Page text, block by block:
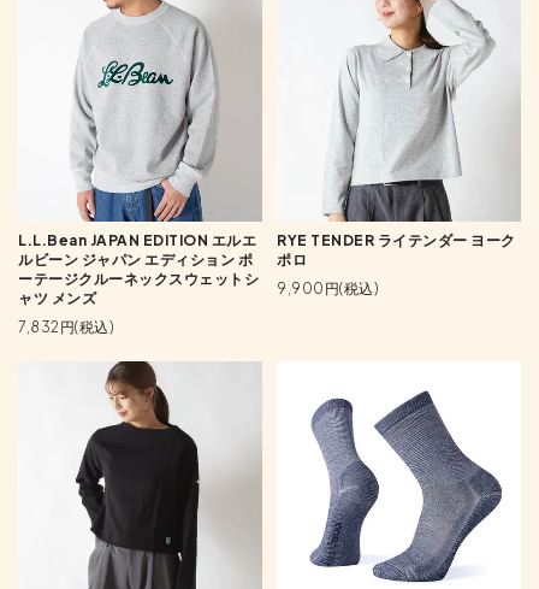
L.L.Bean JAPAN EDITION エルエ
ルビーン ジャパン エディション ポ
ーテージクルーネックスウェットシ
ャツ メンズ
7,832円(税込)
RYE TENDER ライテンダー ヨーク
ポロ
9,900円(税込)